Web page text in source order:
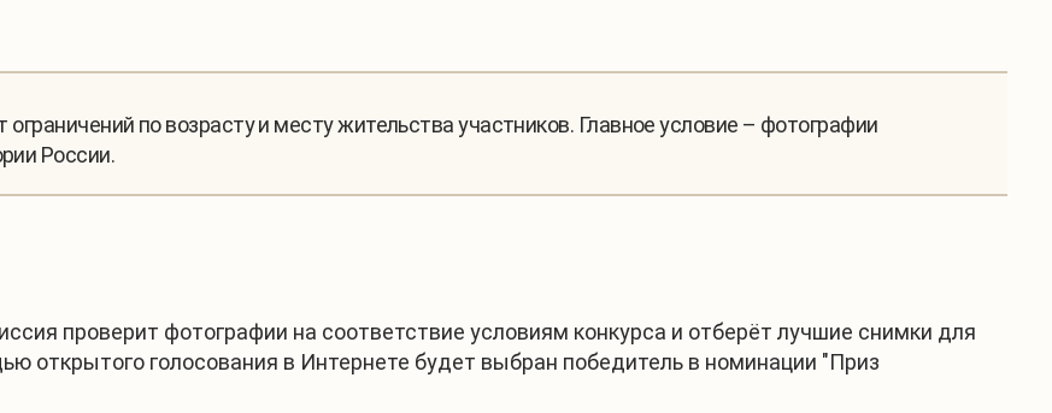
ограничений по возрасту и месту жительства участников. Главное условие – фотографии
России.
проверит фотографии на соответствие условиям конкурса и отберёт лучшие снимки для
открытого голосования в Интернете будет выбран победитель в номинации "Приз